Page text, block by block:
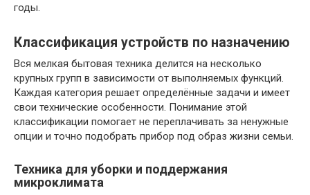
годы.
Классификация устройств по назначению
Вся мелкая бытовая техника делится на несколько
крупных групп в зависимости от выполняемых функций.
Каждая категория решает определённые задачи и имеет
свои технические особенности. Понимание этой
классификации помогает не переплачивать за ненужные
опции и точно подобрать прибор под образ жизни семьи.
Техника для уборки и поддержания
микроклимата